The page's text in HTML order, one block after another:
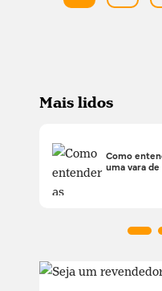
Mais lidos
Como
uma vara de